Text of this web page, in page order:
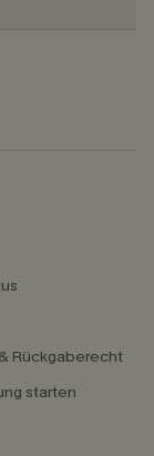
Rückgaberecht
starten